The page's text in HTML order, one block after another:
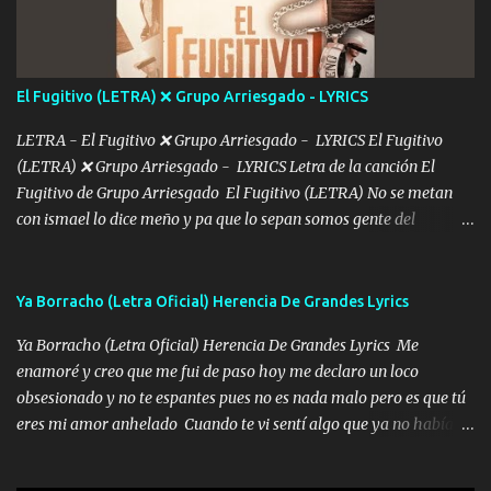
más Si te sientes sola no me llames porfa Me pongo sencible e
imagino tu sombra Clase azul es el tequila e interior la ropa Clip
cap la champagne el polvo es color rosa Me contacto un ángel eres
tú mi hermosa La que me alegra los días y sigo tomando Y
pensar... Que tú ya no vas a estar Pasarán... Solito me dejaras
Intentar... ...
El Fugitivo (LETRA) ❌ Grupo Arriesgado - LYRICS
LETRA - El Fugitivo ❌ Grupo Arriesgado - LYRICS El Fugitivo
(LETRA) ❌ Grupo Arriesgado - LYRICS Letra de la canción El
Fugitivo de Grupo Arriesgado El Fugitivo (LETRA) No se metan
con ismael lo dice meño y pa que lo sepan somos gente del
grande traemos la bandera 04 se oye por los radios y bien
ofrece también peleam'os bien atentó el compa huicho la corta al
cinto y radios colgados cuando salimos del rancho carros
blindándos y bien equipados no somos gente de problemas pero
defendemos muy bien nuestra tierra buena sombra nos cobija y el
Ya Borracho (Letra Oficial) Herencia De Grandes Lyrics
Ya Borracho (Letra Oficial) Herencia De Grandes Lyrics Me
enamoré y creo que me fui de paso hoy me declaro un loco
obsesionado y no te espantes pues no es nada malo pero es que tú
eres mi amor anhelado Cuando te vi sentí algo que ya no había